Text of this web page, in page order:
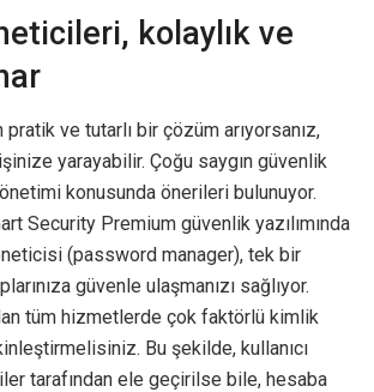
kolaylık ve
ve tutarlı bir çözüm arıyorsanız,
yarayabilir. Çoğu saygın güvenlik
konusunda önerileri bulunuyor.
Security Premium güvenlik yazılımında
(password manager), tek bir
güvenle ulaşmanızı sağlıyor.
tüm hizmetlerde çok faktörlü kimlik
Bu şekilde, kullanıcı
tarafından ele geçirilse bile, hesaba